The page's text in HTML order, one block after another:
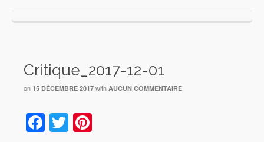
Critique_2017-12-01
on 15 DÉCEMBRE 2017 with AUCUN COMMENTAIRE
Facebook
Twitter